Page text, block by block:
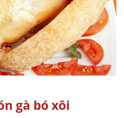
gà bó xôi